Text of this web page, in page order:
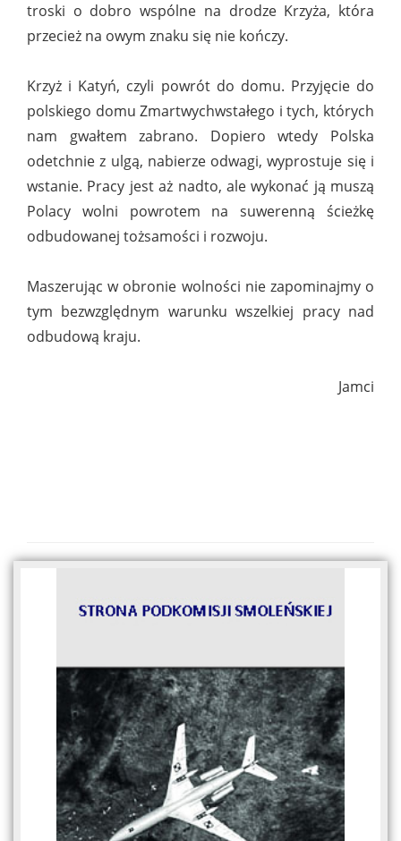
troski o dobro wspólne na drodze Krzyża, która
przecież na owym znaku się nie kończy.
Krzyż i Katyń, czyli powrót do domu. Przyjęcie do
polskiego domu Zmartwychwstałego i tych, których
nam gwałtem zabrano. Dopiero wtedy Polska
odetchnie z ulgą, nabierze odwagi, wyprostuje się i
wstanie. Pracy jest aż nadto, ale wykonać ją muszą
Polacy wolni powrotem na suwerenną ścieżkę
odbudowanej tożsamości i rozwoju.
Maszerując w obronie wolności nie zapominajmy o
tym bezwzględnym warunku wszelkiej pracy nad
odbudową kraju.
Jamci